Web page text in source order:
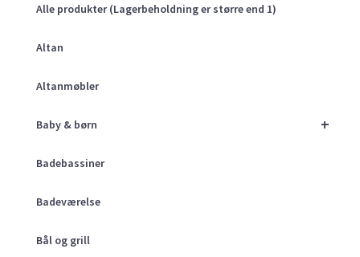
Alle produkter (Lagerbeholdning er større end 1)
Altan
Altanmøbler
+
Baby & børn
Badebassiner
Badeværelse
Bål og grill